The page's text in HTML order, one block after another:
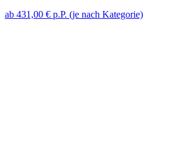
ab 431,00 € p.P. (je nach Kategorie)